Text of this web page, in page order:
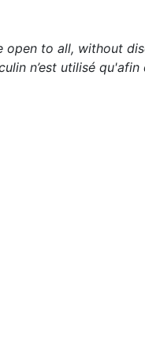
open to all, without
n’est utilisé qu'afin